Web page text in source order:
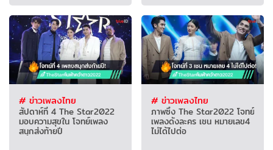
# ข่าวเพลงไทย
สัปดาห์ที่ 4 The Star2022
มอบความสุขใน โจทย์เพลง
สนุกส่งท้ายปี
# ข่าวเพลงไทย
ภาพซึ้ง The Star2022 โจทย์
เพลงดังละคร เชน หมายเลข4
ไม่ได้ไปต่อ